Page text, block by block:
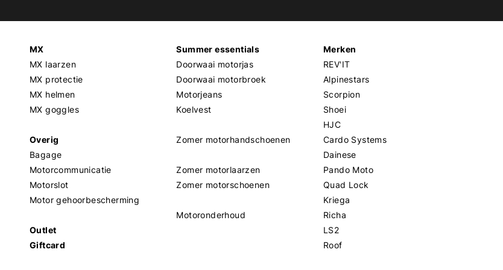
MX
MX laarzen
MX protectie
MX helmen
MX goggles
Overig
Bagage
Motorcommunicatie
Motorslot
Motor gehoorbescherming
Outlet
Giftcard
Summer essentials
Doorwaai motorjas
Doorwaai motorbroek
Motorjeans
Koelvest
Zomer motorhandschoenen
Zomer motorlaarzen
Zomer motorschoenen
Motoronderhoud
Merken
REV'IT
Alpinestars
Scorpion
Shoei
HJC
Cardo Systems
Dainese
Pando Moto
Quad Lock
Kriega
Richa
LS2
Roof